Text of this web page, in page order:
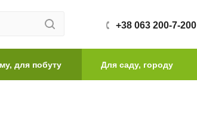
+38 063 200-7-200
для побуту Для саду, городу